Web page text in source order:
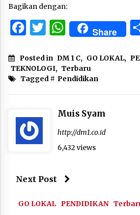
Bagikan dengan:
Facebook
TwitterShare
Posted in DM 1 C, GO LOKAL,
TEKNOLOGI, Terbaru
Tagged # Pendidikan
Muis Syam
http://dm1.co.id
6,432 views
Next Post
GO LOKAL PENDIDIKAN